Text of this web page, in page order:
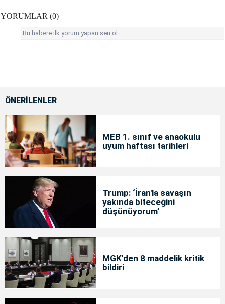
YORUMLAR (0)
Bu habere ilk yorum yapan sen ol.
ÖNERİLENLER
MEB 1. sınıf ve anaokulu
uyum haftası tarihleri
Trump: ‘İran'la savaşın
yakında biteceğini
düşünüyorum’
MGK'den 8 maddelik kritik
bildiri